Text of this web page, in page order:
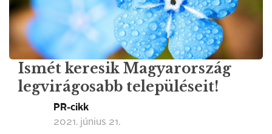
Ismét keresik Magyarország
legvirágosabb településeit!
PR-cikk
2021. június 21.